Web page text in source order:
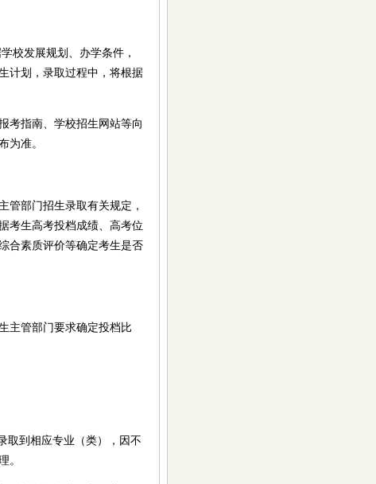
发展规划、办学条件，
计划，录取过程中，将根据
指南、学校招生网站等向
为准。
部门招生录取有关规定，
考生高考投档成绩、高考位
合素质评价等确定考生是否
管部门要求确定投档比
到相应专业（类），因不
。